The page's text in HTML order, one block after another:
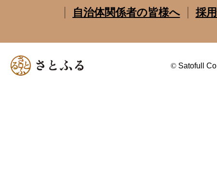
自治体関係者の皆様へ
採
© Satofull